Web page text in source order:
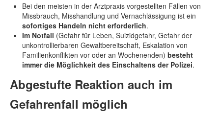
Bei den meisten in der Arztpraxis vorgestellten Fällen von
Missbrauch, Misshandlung und Vernachlässigung ist ein
sofortiges Handeln nicht erforderlich.
Im Notfall (Gefahr für Leben, Suizidgefahr, Gefahr der
unkontrollierbaren Gewaltbereitschaft, Eskalation von
Familienkonflikten vor oder an Wochenenden) besteht
immer die Möglichkeit des Einschaltens der Polizei.
Abgestufte Reaktion auch im
Gefahrenfall möglich